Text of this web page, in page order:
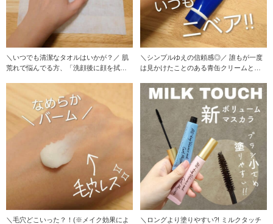
＼いつでも清潔なタオルはいかが？／ 肌
荒れで悩んでる方、「洗顔後に顔を拭く
＼シンプルゆえの信頼感◎／ 誰もが一度
は見かけたことのある青缶クリームとい
＼毛穴どこいった？！(※メイク効果によ
＼ロングより塗りやすい?! ミルクタッチ